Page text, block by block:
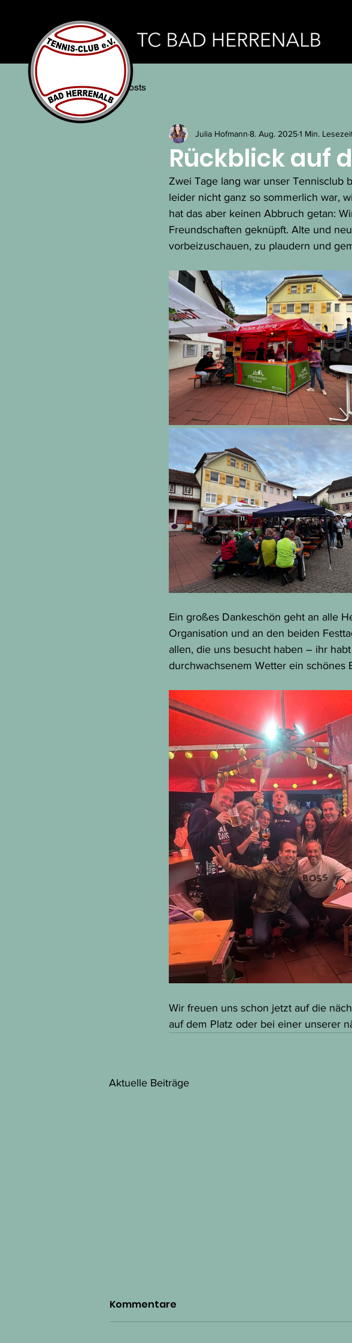
All Posts
Rückblick auf
Julia Hofmann 8. Aug. 20251 Min.
Zwei Tage lang war unser Tennisclub
leider nicht ganz so sommerlich war,
hat das aber keinen Abbruch getan:
Freundschaften geknüpft. Alte und
vorbeizuschauen, zu plaudern und
Ein großes Dankeschön geht an alle
Organisation und an den beiden
allen, die uns besucht haben – ihr
durchwachsenem Wetter ein schönes
Wir freuen uns schon jetzt auf die
auf dem Platz oder bei einer unserer
Aktuelle Beiträge
Kommentare